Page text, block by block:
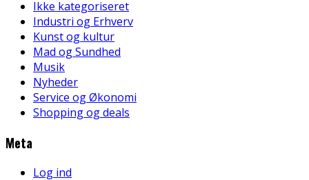
Ikke kategoriseret
Industri og Erhverv
Kunst og kultur
Mad og Sundhed
Musik
Nyheder
Service og Økonomi
Shopping og deals
Meta
Log ind